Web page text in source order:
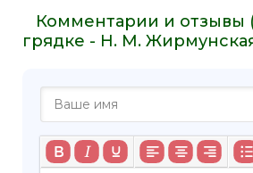
Комментарии и отзывы
грядке - Н. М.